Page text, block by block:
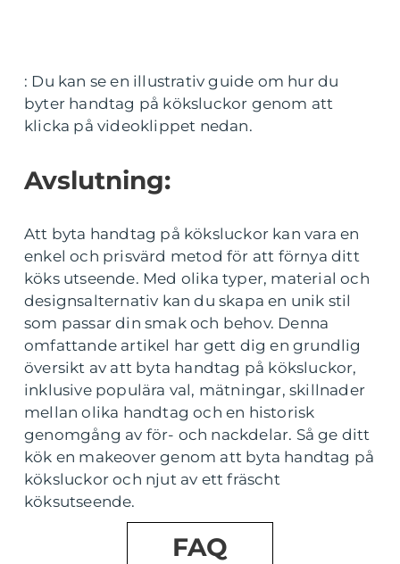
: Du kan se en illustrativ guide om hur du
byter handtag på köksluckor genom att
klicka på videoklippet nedan.
Avslutning:
Att byta handtag på köksluckor kan vara en
enkel och prisvärd metod för att förnya ditt
köks utseende. Med olika typer, material och
designsalternativ kan du skapa en unik stil
som passar din smak och behov. Denna
omfattande artikel har gett dig en grundlig
översikt av att byta handtag på köksluckor,
inklusive populära val, mätningar, skillnader
mellan olika handtag och en historisk
genomgång av för- och nackdelar. Så ge ditt
kök en makeover genom att byta handtag på
köksluckor och njut av ett fräscht
köksutseende.
FAQ